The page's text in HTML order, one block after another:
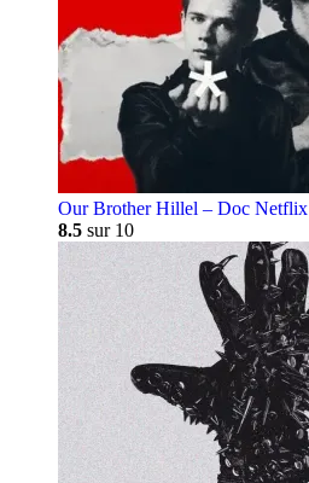
Our Brother Hillel – Doc Netflix
8.5 sur 10